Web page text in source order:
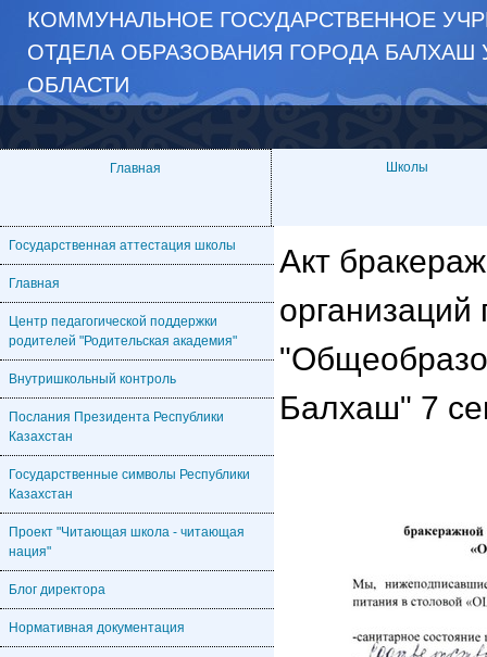
КОММУНАЛЬНОЕ ГОСУДАРСТВЕННОЕ
ОТДЕЛА ОБРАЗОВАНИЯ ГОРОДА БАЛХАШ
ОБЛАСТИ
Главная Школы
Государственная аттестация школы
Главная
Центр педагогической поддержки
родителей "Родительская академия"
Внутришкольный контроль
Послания Президента Республики
Казахстан
Государственные символы Республики
Казахстан
Проект "Читающая школа - читающая
нация"
Блог директора
Нормативная документация
Акт
организаций
Балхаш" 7